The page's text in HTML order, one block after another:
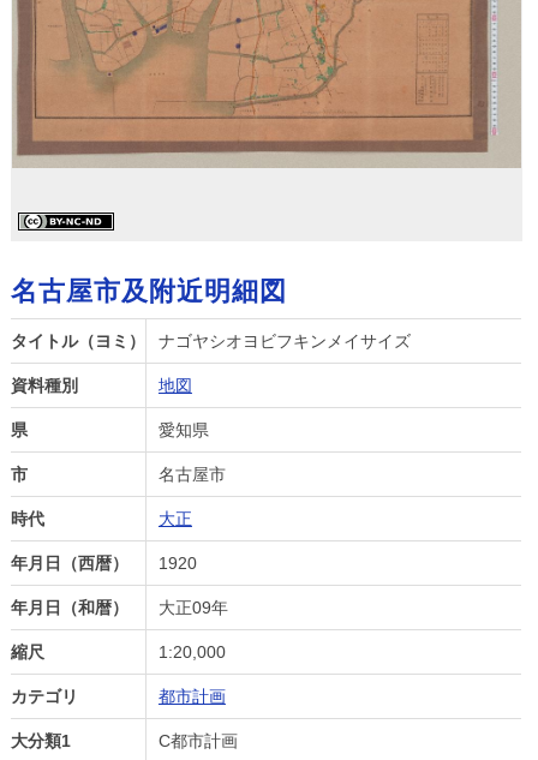
名古屋市及附近明細図
タイトル（ヨミ） ナゴヤシオヨビフキンメイサイズ
資料種別 地図
県 愛知県
市 名古屋市
時代 大正
年月日（西暦） 1920
年月日（和暦） 大正09年
縮尺 1:20,000
カテゴリ 都市計画
大分類1 C都市計画